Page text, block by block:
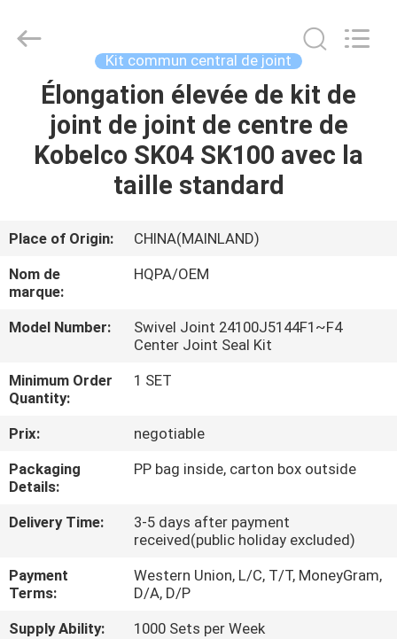
MAISON
PRODUITS
SUJET
DE
NOUS
D'USINE
CONTRÔLE
DE
QUALITÉ
DU
SITE
Management
Services
Kit commun central de joint
Élongation élevée de kit de
joint de joint de centre de
Kobelco SK04 SK100 avec la
taille standard
Place of Origin:
CHINA(MAINLAND)
Nom de
marque:
HQPA/OEM
Model Number:
Swivel Joint 24100J5144F1~F4
Center Joint Seal Kit
Minimum Order
Quantity:
1 SET
Prix:
negotiable
Packaging
Details:
PP bag inside, carton box outside
Delivery Time:
3-5 days after payment
received(public holiday excluded)
Payment
Terms:
Western Union, L/C, T/T, MoneyGram,
D/A, D/P
Supply Ability:
1000 Sets per Week